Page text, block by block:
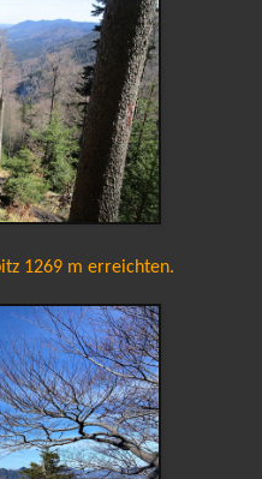
1269 m erreichten.